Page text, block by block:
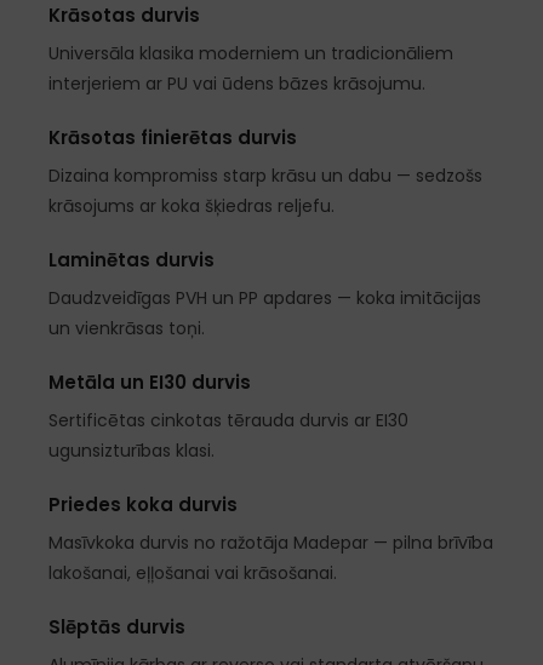
Krāsotas durvis
Universāla klasika moderniem un tradicionāliem
interjeriem ar PU vai ūdens bāzes krāsojumu.
Krāsotas finierētas durvis
Dizaina kompromiss starp krāsu un dabu — sedzošs
krāsojums ar koka šķiedras reljefu.
Laminētas durvis
Daudzveidīgas PVH un PP apdares — koka imitācijas
un vienkrāsas toņi.
Metāla un EI30 durvis
Sertificētas cinkotas tērauda durvis ar EI30
ugunsizturības klasi.
Priedes koka durvis
Masīvkoka durvis no ražotāja Madepar — pilna brīvība
lakošanai, eļļošanai vai krāsošanai.
Slēptās durvis